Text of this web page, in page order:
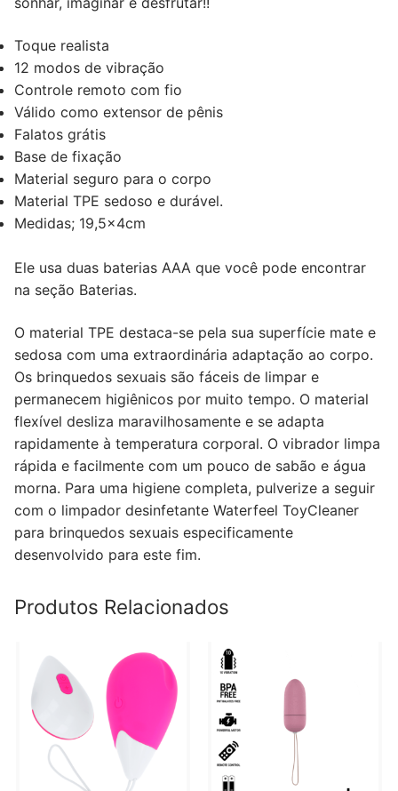
Toque realista
12 modos de vibração
Controle remoto com fio
Válido como extensor de pênis
Falatos grátis
Base de fixação
Material seguro para o corpo
Material TPE sedoso e durável.
Medidas; 19,5x4cm
Ele usa duas baterias AAA que você pode encontrar
na seção Baterias.
O material TPE destaca-se pela sua superfície mate e
sedosa com uma extraordinária adaptação ao corpo.
Os brinquedos sexuais são fáceis de limpar e
permanecem higiênicos por muito tempo. O material
flexível desliza maravilhosamente e se adapta
rapidamente à temperatura corporal. O vibrador limpa
rápida e facilmente com um pouco de sabão e água
morna. Para uma higiene completa, pulverize a seguir
com o limpador desinfetante Waterfeel ToyCleaner
para brinquedos sexuais especificamente
desenvolvido para este fim.
Produtos Relacionados